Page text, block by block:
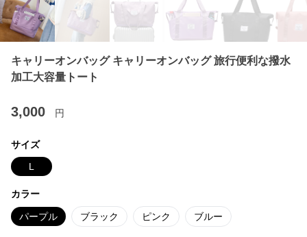
キャリーオンバッグ キャリーオンバッグ 旅行便利な撥水
加工大容量トート
3,000 円
サイズ
L
カラー
パープル ブラック ピンク ブルー